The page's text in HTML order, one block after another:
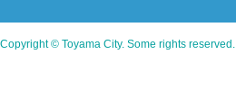
Copyright © Toyama City. Some rights reserved.